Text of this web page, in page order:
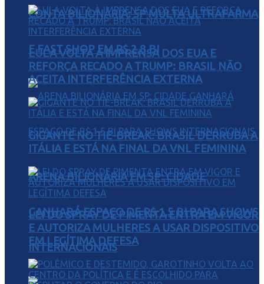
CONTA BILIONÁRIA: SP MULTA ULTRAFARMA
E FAST SHOP EM R$ 2,8 BI
ARENA BILIONÁRIA EM SP: CIDADE
GANHARÁ ESPAÇO DE R$ 1,5 BI PARA SHOWS
INTERNACIONAIS
LULA VOLTA À IMPRENSA DOS EUA E
REFORÇA RECADO A TRUMP: BRASIL NÃO
ACEITA INTERFERÊNCIA EXTERNA
GIGANTE NO TIE-BREAK: BRASIL DERRUBA A
ITÁLIA E ESTÁ NA FINAL DA VNL FEMININA
LEI DO SPRAY DE PIMENTA ENTRA EM VIGOR
E AUTORIZA MULHERES A USAR DISPOSITIVO
EM LEGÍTIMA DEFESA